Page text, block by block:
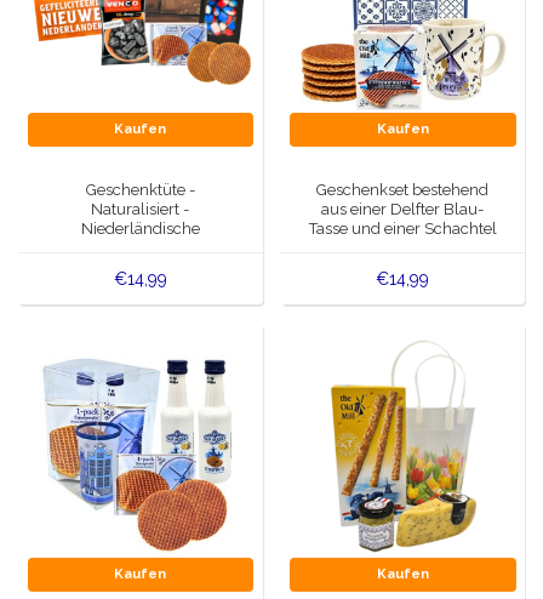
Kaufen
Geschenktüte -
Naturalisiert -
Niederländische
€14,99
Kaufen
Geschenkset bestehend
aus einer Delfter Blau-
Tasse und einer Schachtel
€14,99
Kaufen Kaufen